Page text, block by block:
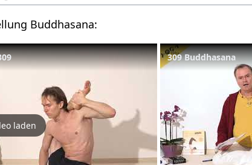
Buddhasana:
laden
309 Buddhasana